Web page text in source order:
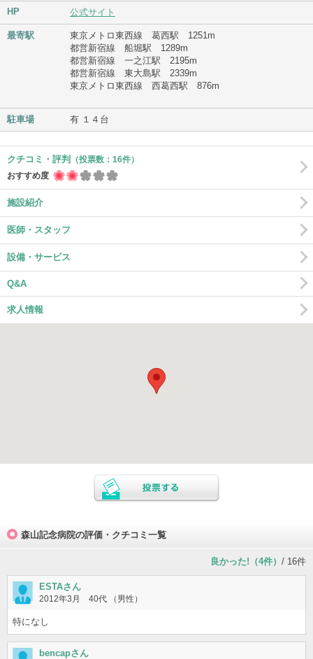
HP 公式サイト
最寄駅
東京メトロ東西線 葛西駅 1251m
都営新宿線 船堀駅 1289m
都営新宿線 一之江駅 2195m
都営新宿線 東大島駅 2339m
東京メトロ東西線 西葛西駅 876m
駐車場 有 １４台
クチコミ・評判 （投票数：16件）
おすすめ度
施設紹介
医師・スタッフ
設備・サービス
Q&A
求人情報
森山記念病院の評価・クチコミ一覧
良かった!（4件） / 16件
ESTAさん
2012年3月 40代 （男性）
特になし
bencapさん